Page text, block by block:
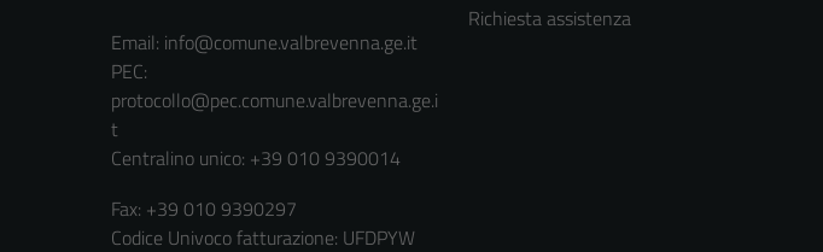
Email: info@comune.valbrevenna.ge.it
PEC:
protocollo@pec.comune.valbrevenna.ge.i
t
Centralino unico: +39 010 9390014
Fax: +39 010 9390297
Codice Univoco fatturazione: UFDPYW
Richiesta assistenza